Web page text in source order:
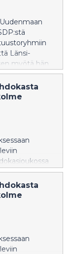
Länsi-
myötä hän
sekä Länsi-
Hyrkkö,
Muhli.